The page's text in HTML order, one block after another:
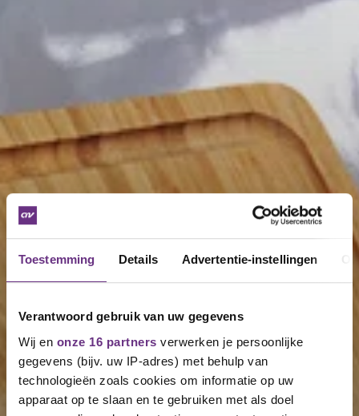
Toestemming Details Advertentie-instellingen
Verantwoord gebruik van uw gegevens
Wij en onze 16 partners verwerken je persoonlijke
gegevens (bijv. uw IP-adres) met behulp van
technologieën zoals cookies om informatie op uw
apparaat op te slaan en te gebruiken met als doel